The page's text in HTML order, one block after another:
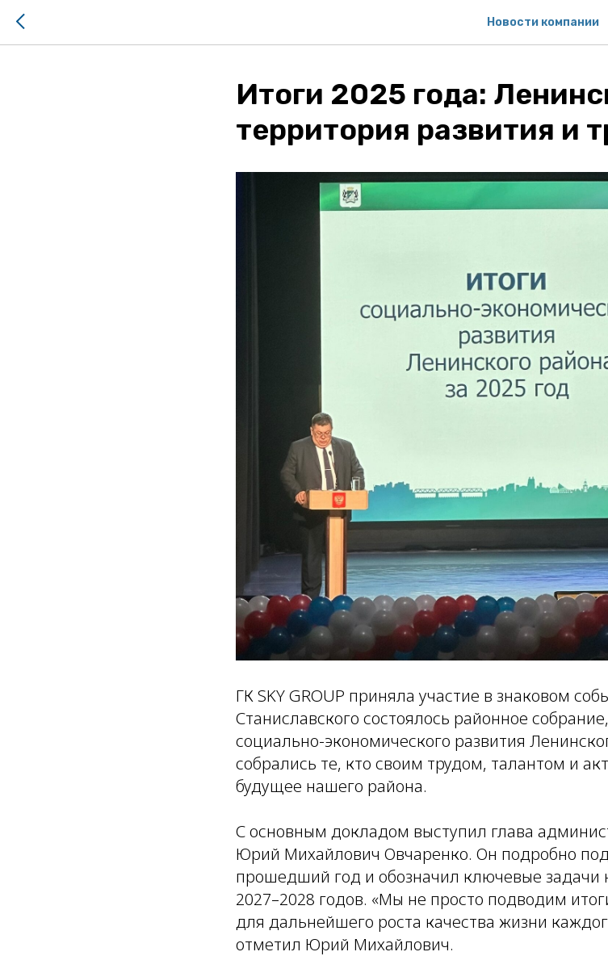
Новости компании
Итоги 2025 года:
территория развития и
ГК SKY GROUP приняла участие в знаковом
Станиславского состоялось районное
социально-экономического развития
собрались те, кто своим трудом, талантом и
будущее нашего района.
С основным докладом выступил глава
Юрий Михайлович Овчаренко. Он подробно
прошедший год и обозначил ключевые задачи
2027–2028 годов. «Мы не просто подводим
для дальнейшего роста качества жизни
отметил Юрий Михайлович.